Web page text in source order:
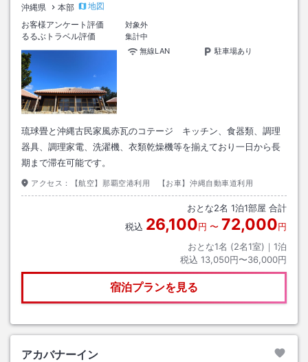
沖縄県 本部
地図
お客様アンケート評価
対象外
るるぶトラベル評価
集計中
無線LAN
駐車場あり
琉球畳と沖縄古民家風赤瓦のコテージ キッチン、食器類、調理
器具、調理家電、洗濯機、衣類乾燥機等を揃えており一日から長
期まで滞在可能です。
アクセス： 【航空】那覇空港利用 【お車】沖縄自動車道利用
おとな2名 1泊1部屋 合計
税込 26,100円 〜 72,000円
おとな1名 (2名1室)｜ 1泊
税込 13,050円〜36,000円
宿泊プランを見る
アカバナーイン